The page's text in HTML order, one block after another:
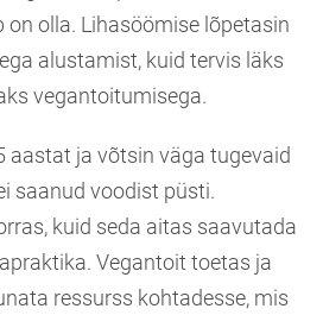
on olla. Lihasöömise lõpetasin
alustamist, kuid tervis läks
vegantoitumisega.
aastat ja võtsin väga tugevaid
saanud voodist püsti.
kuid seda aitas saavutada
Vegantoit toetas ja
ressurss kohtadesse, mis